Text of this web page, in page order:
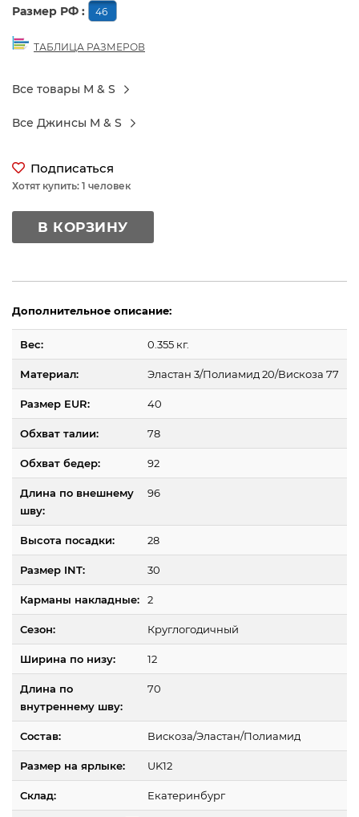
Размер РФ : 46
ТАБЛИЦА РАЗМЕРОВ
Все товары M & S
Все Джинсы M & S
Подписаться
Хотят купить: 1 человек
В КОРЗИНУ
Дополнительное описание:
Вес: 0.355 кг.
Материал: Эластан 3/Полиамид 20/Вискоза 77
Размер EUR: 40
Обхват талии: 78
Обхват бедер: 92
Длина по внешнему
шву:
96
Высота посадки: 28
Размер INT: 30
Карманы накладные: 2
Сезон: Круглогодичный
Ширина по низу: 12
Длина по
внутреннему шву:
70
Состав: Вискоза/Эластан/Полиамид
Размер на ярлыке: UK12
Склад: Екатеринбург